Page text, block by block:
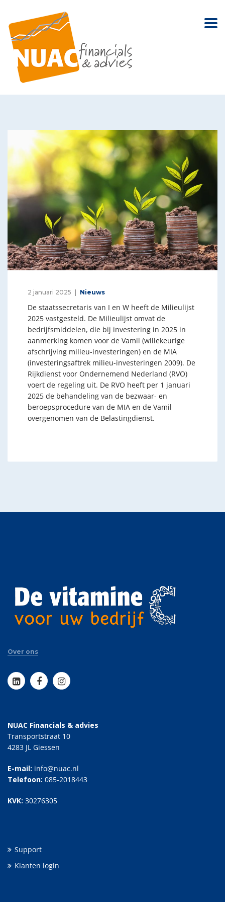
2 januari 2025 Nieuws
De staatssecretaris van I en W heeft de Milieulijst
2025 vastgesteld. De Milieulijst omvat de
bedrijfsmiddelen, die bij investering in 2025 in
aanmerking komen voor de Vamil (willekeurige
afschrijving milieu-investeringen) en de MIA
(investeringsaftrek milieu-investeringen 2009). De
Rijkdienst voor Ondernemend Nederland (RVO)
voert de regeling uit. De RVO heeft per 1 januari
2025 de behandeling van de bezwaar- en
beroepsprocedure van de MIA en de Vamil
overgenomen van de Belastingdienst.
Over ons
NUAC Financials & advies
Transportstraat 10
4283 JL Giessen
E-mail: info@nuac.nl
Telefoon: 085-2018443
KVK: 30276305
Support
Klanten login